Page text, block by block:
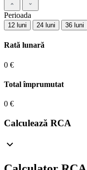
Perioada
12 luni 24 luni 36 luni
Rată lunară
0 €
Total împrumutat
0 €
Calculează RCA